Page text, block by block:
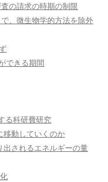
の請求の時期の制限
、微生物学的方法を除外
できる期間
る科研費研究
移動していくのか
されるエネルギーの量